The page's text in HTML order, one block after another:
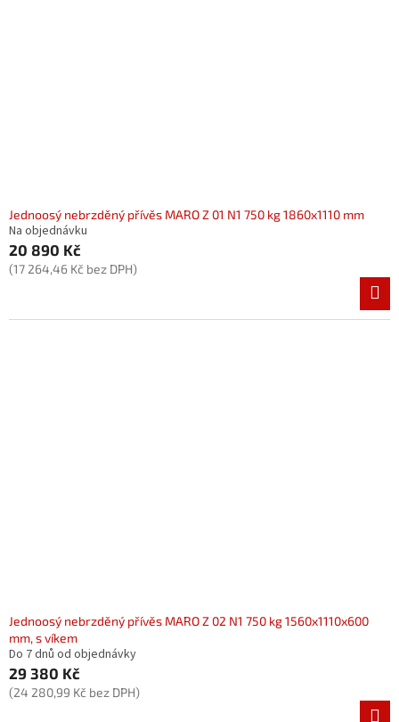
Jednoosý nebrzděný přívěs MARO Z 01 N1 750 kg 1860x1110 mm
Na objednávku
20 890 Kč
(17 264,46 Kč bez DPH)
Jednoosý nebrzděný přívěs MARO Z 02 N1 750 kg 1560x1110x600
mm, s víkem
Do 7 dnů od objednávky
29 380 Kč
(24 280,99 Kč bez DPH)